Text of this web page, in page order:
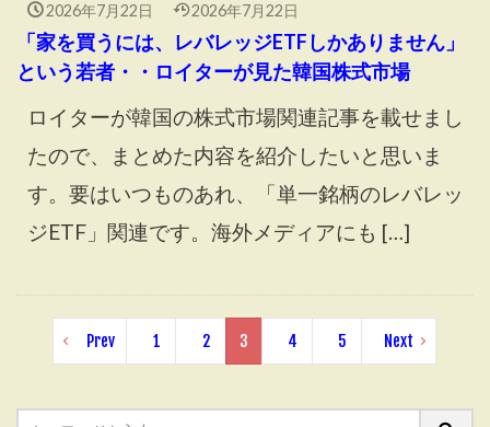
2026年7月22日 2026年7月22日
「家を買うには、レバレッジETFしかありません」
という若者・・ロイターが見た韓国株式市場
ロイターが韓国の株式市場関連記事を載せまし
たので、まとめた内容を紹介したいと思いま
す。要はいつものあれ、「単一銘柄のレバレッ
ジETF」関連です。海外メディアにも […]
Prev 1 2 3 4 5 Next